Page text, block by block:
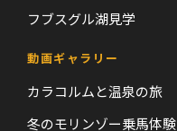
フブスグル湖見学
動画ギャラリー
カラコルムと温泉の旅
冬のモリンゾー乗馬体験